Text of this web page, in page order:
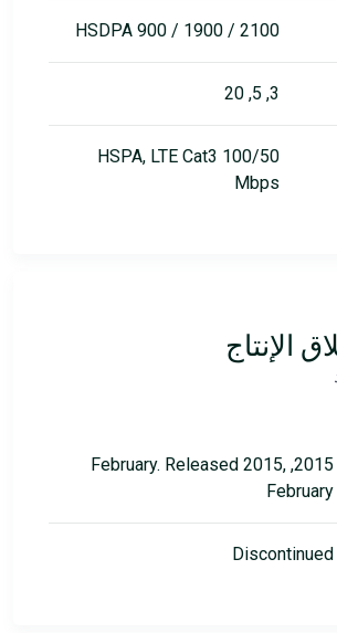
HSDPA 900 / 1900 / 2100
3, 5, 20
HSPA, LTE Cat3 100/50
Mbps
الإنتاج
2015, February. Released 2015,
February
Discontinued